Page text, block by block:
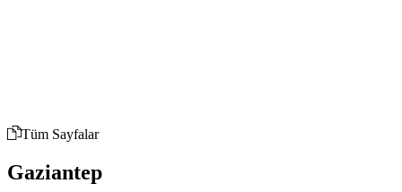
Tüm Sayfalar
Gaziantep